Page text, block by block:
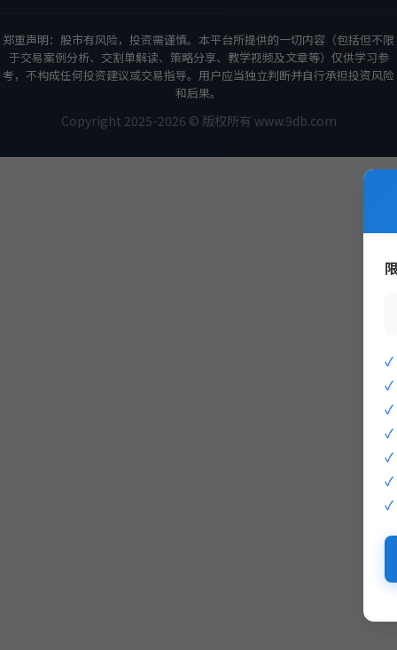
郑重声明：股市有风险，投资需谨慎。本平台所提供的一切内容（包括但不限
于交易案例分析、交割单解读、策略分享、教学视频及文章等）仅供学习参
考，不构成任何投资建议或交易指导。用户应当独立判断并自行承担投资风险
和后果。
Copyright 2025-2026 © 版权所有 www.9db.com